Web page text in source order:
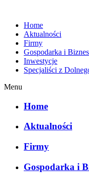
Home
Aktualności
Firmy
Gospodarka i Biznes
Inwestycje
Specjaliści z
Menu
Home
Aktualności
Firmy
Gospodarka i